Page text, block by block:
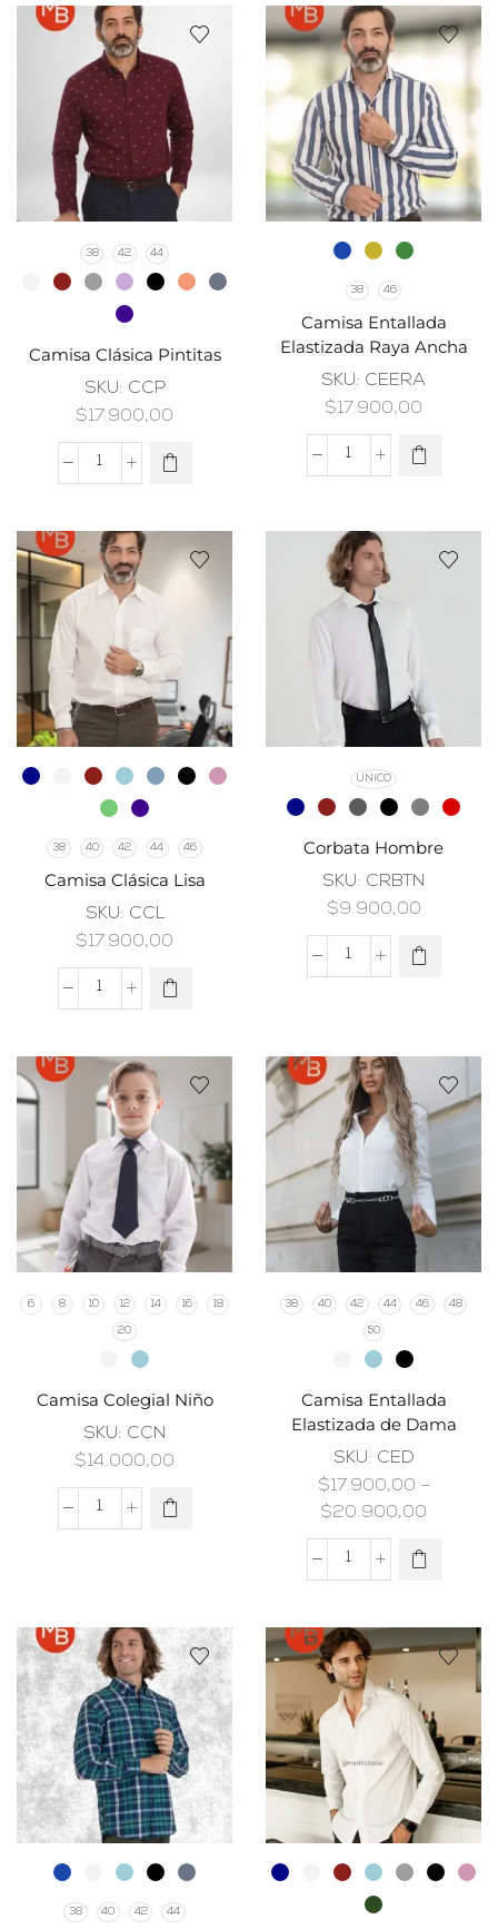
38 42 44
Camisa Clásica Pintitas
SKU: CCP
$17.900,00
38 46
Camisa Entallada
Elastizada Raya Ancha
SKU: CEERA
$17.900,00
38 40 42 44 46
Camisa Clásica Lisa
SKU: CCL
$17.900,00
UNICO
Corbata Hombre
SKU: CRBTN
$9.900,00
6 8 10 12 14 16 18
20
Camisa Colegial Niño
SKU: CCN
$14.000,00
38 40 42 44 46 48
50
Camisa Entallada
Elastizada de Dama
SKU: CED
$17.900,00 –
$20.900,00
38 40 42 44